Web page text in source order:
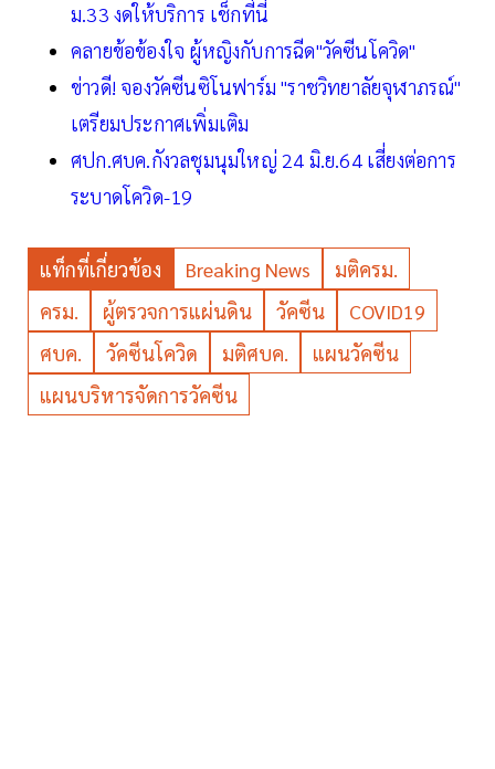
ม.33 งดให้บริการ เช็กที่นี่
คลายข้อข้องใจ ผู้หญิงกับการฉีด"วัคซีนโควิด"
ข่าวดี! จองวัคซีนซิโนฟาร์ม "ราชวิทยาลัยจุฬาภรณ์"
เตรียมประกาศเพิ่มเติม
ศปก.ศบค.กังวลชุมนุมใหญ่ 24 มิ.ย.64 เสี่ยงต่อการ
ระบาดโควิด-19
แท็กที่เกี่ยวข้อง Breaking News
มติครม.
ครม.
ผู้ตรวจการแผ่นดิน วัคซีน
COVID19
ศบค.
วัคซีนโควิด มติศบค.
แผนวัคซีน
แผนบริหารจัดการวัคซีน